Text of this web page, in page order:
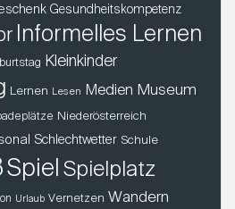
Gesundheitskompetenz
Informelles Lernen
Kleinkinder
Lernen Lesen Medien Museum
Niederösterreich
Schlechtwetter Schule
Spiel Spielplatz
Urlaub Vernetzen Wandern